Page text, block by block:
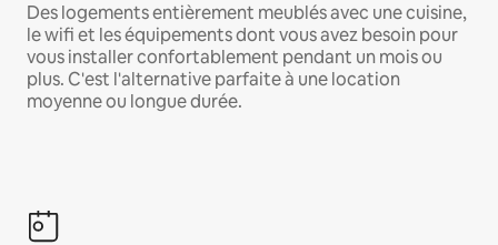
Des logements entièrement meublés avec une cuisine,
le wifi et les équipements dont vous avez besoin pour
vous installer confortablement pendant un mois ou
plus. C'est l'alternative parfaite à une location
moyenne ou longue durée.